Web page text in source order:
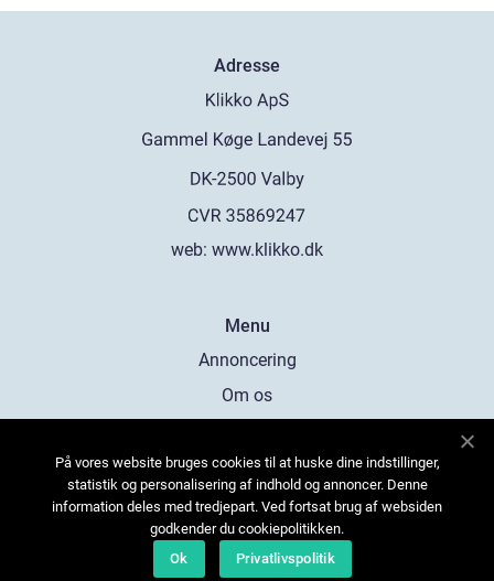
Adresse
web: www.klikko.dk
Menu
Annoncering
Om os
Kontakt os
Sitemap
På vores website bruges cookies til at huske dine indstillinger,
statistik og personalisering af indhold og annoncer. Denne
information deles med tredjepart. Ved fortsat brug af websiden
godkender du cookiepolitikken.
Ok
Privatlivspolitik